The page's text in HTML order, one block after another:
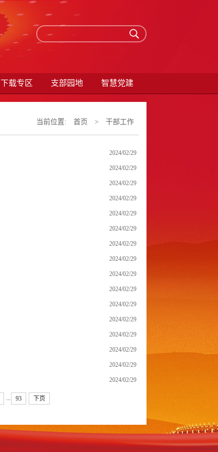
下载专区 支部园地 智慧党建
当前位置: 首页 > 干部工作
2024/02/29
2024/02/29
2024/02/29
2024/02/29
2024/02/29
2024/02/29
2024/02/29
2024/02/29
2024/02/29
2024/02/29
2024/02/29
2024/02/29
2024/02/29
2024/02/29
2024/02/29
2024/02/29
93 下页